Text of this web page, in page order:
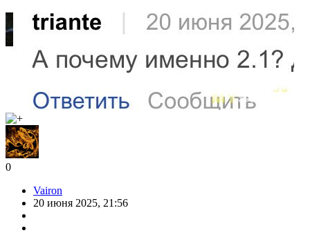
0
Vairon
20 июня 2025, 21:56